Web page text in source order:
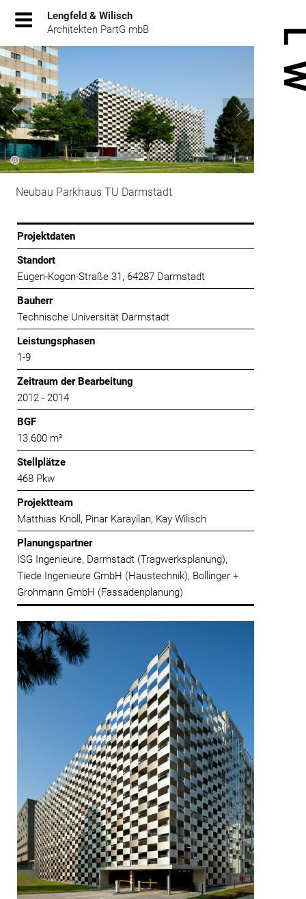
Inhalt
springen
Lengfeld & Wilisch
Architekten PartG mbB
Neubau Parkhaus TU Darmstadt
Projektdaten
Standort
Eugen-Kogon-Straße 31, 64287 Darmstadt
Bauherr
Technische Universität Darmstadt
Leistungsphasen
1-9
Zeitraum der Bearbeitung
2012 - 2014
BGF
13.600 m²
Stellplätze
468 Pkw
Projektteam
Matthias Knoll, Pinar Karayilan, Kay Wilisch
Planungspartner
ISG Ingenieure, Darmstadt (Tragwerksplanung),
Tiede Ingenieure GmbH (Haustechnik), Bollinger +
Grohmann GmbH (Fassadenplanung)